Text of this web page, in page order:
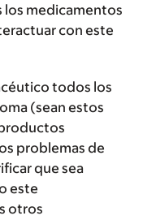
los medicamentos
con este
todos los
(sean estos
problemas de
que sea
este
otros